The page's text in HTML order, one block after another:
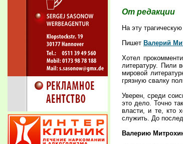
От редакции
На эту
Пишет Валерий
Хотел
литературу. Пили
мировой
грязную свалку
Уверен, среди
это дело. Точно
власти, и те, кто
служить. До
Валерию